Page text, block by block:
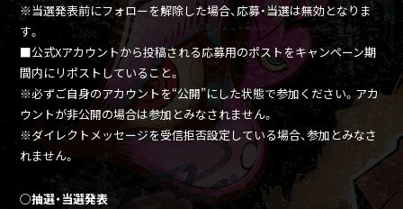
※当選発表前にフォローを解除した場合、応募・当選は無効となりま
す。
■公式Xアカウントから投稿される応募用のポストをキャンペーン期
間内にリポストしていること。
※必ずご自身のアカウントを“公開”にした状態で参加ください。アカ
ウントが非公開の場合は参加とみなされません。
※ダイレクトメッセージを受信拒否設定している場合、参加とみなさ
れません。
○抽選・当選発表